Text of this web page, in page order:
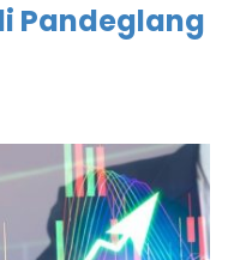
Pandeglang